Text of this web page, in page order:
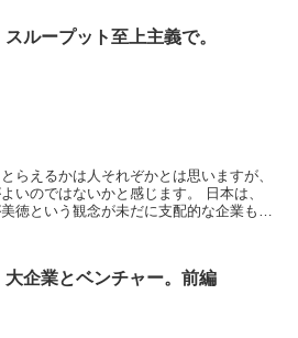
スループット至上主義で。
らえるかは人それぞかとは思いますが、
ではないかと感じます。 日本は、
徳という観念が未だに支配的な企業もあ
大企業とベンチャー。前編